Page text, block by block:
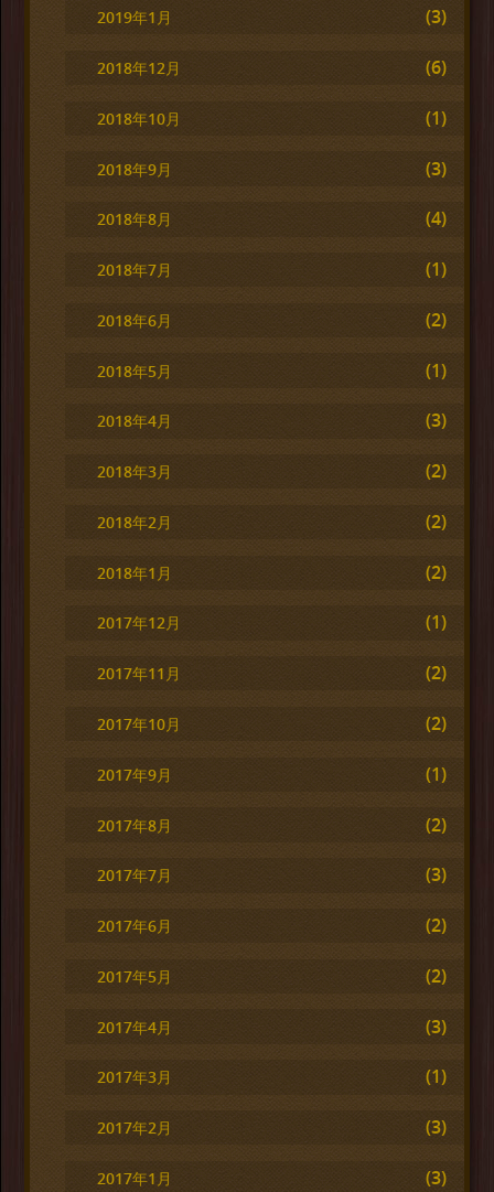
2019年1月 (3)
2018年12月 (6)
2018年10月 (1)
2018年9月 (3)
2018年8月 (4)
2018年7月 (1)
2018年6月 (2)
2018年5月 (1)
2018年4月 (3)
2018年3月 (2)
2018年2月 (2)
2018年1月 (2)
2017年12月 (1)
2017年11月 (2)
2017年10月 (2)
2017年9月 (1)
2017年8月 (2)
2017年7月 (3)
2017年6月 (2)
2017年5月 (2)
2017年4月 (3)
2017年3月 (1)
2017年2月 (3)
2017年1月 (3)